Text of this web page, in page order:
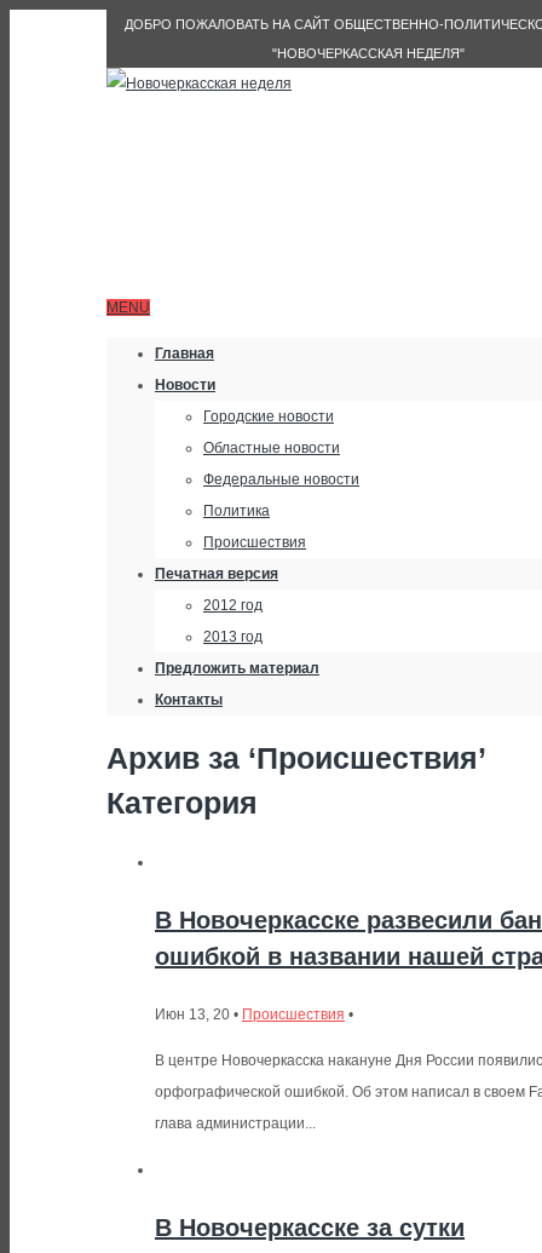
ДОБРО ПОЖАЛОВАТЬ НА САЙТ ОБЩЕСТВЕННО-
"НОВОЧЕРКАССКАЯ НЕДЕЛЯ"
MENU
Главная
Новости
Городские новости
Областные новости
Федеральные новости
Политика
Происшествия
Печатная версия
2012 год
2013 год
Предложить материал
Контакты
Архив за ‘Происшествия’
Категория
В Новочеркасске развесили
ошибкой в названии нашей
Июн 13, 20 • Происшествия •
В центре Новочеркасска накануне Дня России
орфографической ошибкой. Об этом написал в своем
глава администрации...
В Новочеркасске за сутки